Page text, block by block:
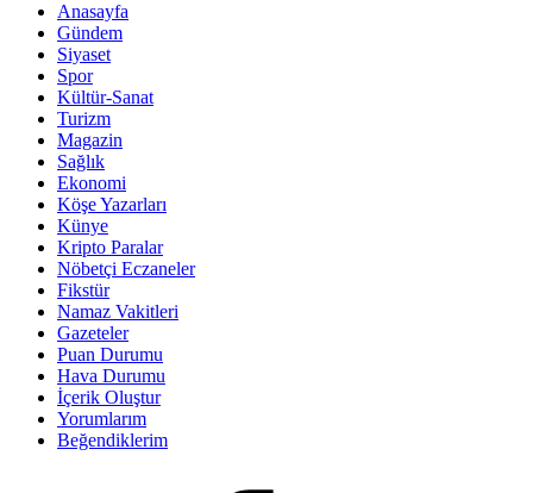
Anasayfa
Gündem
Siyaset
Spor
Kültür-Sanat
Turizm
Magazin
Sağlık
Ekonomi
Köşe Yazarları
Künye
Kripto Paralar
Nöbetçi Eczaneler
Fikstür
Namaz Vakitleri
Gazeteler
Puan Durumu
Hava Durumu
İçerik Oluştur
Yorumlarım
Beğendiklerim